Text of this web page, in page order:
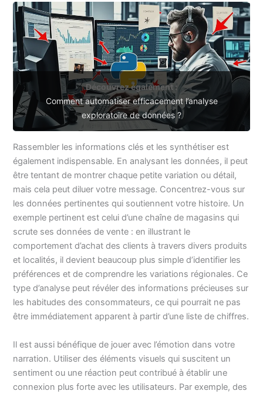
Découvrez également :
Comment automatiser efficacement l’analyse
exploratoire de données ?
Rassembler les informations clés et les synthétiser est
également indispensable. En analysant les données, il peut
être tentant de montrer chaque petite variation ou détail,
mais cela peut diluer votre message. Concentrez-vous sur
les données pertinentes qui soutiennent votre histoire. Un
exemple pertinent est celui d’une chaîne de magasins qui
scrute ses données de vente : en illustrant le
comportement d’achat des clients à travers divers produits
et localités, il devient beaucoup plus simple d’identifier les
préférences et de comprendre les variations régionales. Ce
type d’analyse peut révéler des informations précieuses sur
les habitudes des consommateurs, ce qui pourrait ne pas
être immédiatement apparent à partir d’une liste de chiffres.
Il est aussi bénéfique de jouer avec l’émotion dans votre
narration. Utiliser des éléments visuels qui suscitent un
sentiment ou une réaction peut contribué à établir une
connexion plus forte avec les utilisateurs. Par exemple, des